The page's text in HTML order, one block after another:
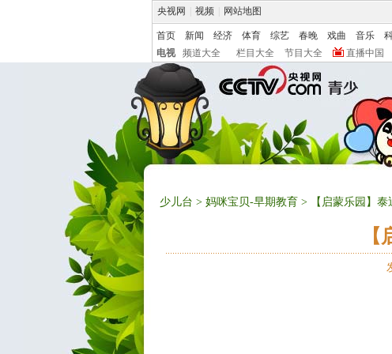
央视网 视频 网站地图
首页 新闻 经济 体育 综艺 春晚 戏曲 音乐
电视
频道大全 栏目大全 节目大全 直播中国
少儿台 > 妈咪宝贝-早期教育 > 【启蒙乐园】泰